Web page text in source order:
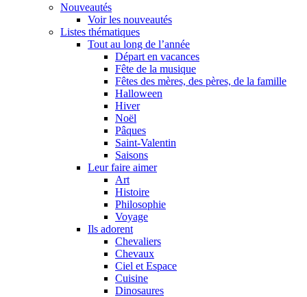
Nouveautés
Voir les nouveautés
Listes thématiques
Tout au long de l’année
Départ en vacances
Fête de la musique
Fêtes des mères, des pères, de la famille
Halloween
Hiver
Noël
Pâques
Saint-Valentin
Saisons
Leur faire aimer
Art
Histoire
Philosophie
Voyage
Ils adorent
Chevaliers
Chevaux
Ciel et Espace
Cuisine
Dinosaures